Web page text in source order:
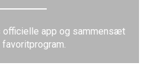
officielle app og sammensæt